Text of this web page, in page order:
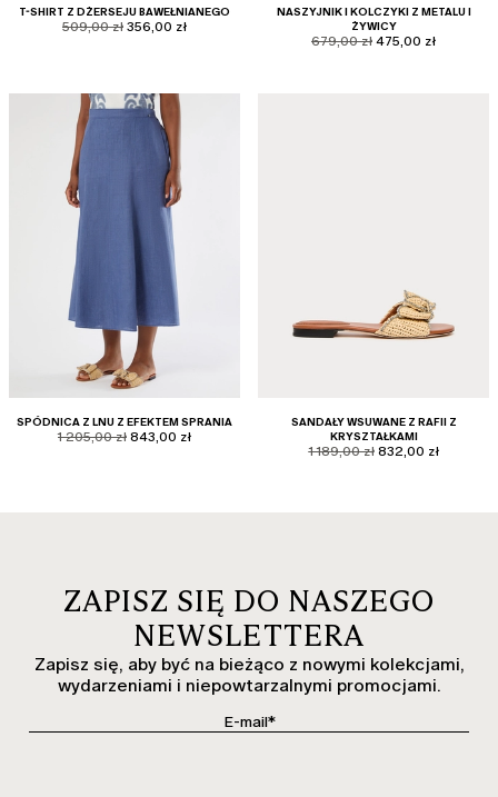
T-SHIRT Z DŻERSEJU BAWEŁNIANEGO
product.price.original
509,00 zł product.price.sale
356,00 zł
NASZYJNIK I KOLCZYKI Z METALU I
ŻYWICY
product.price.original
679,00 zł product.price.sale
475,00 zł
SPÓDNICA Z LNU Z EFEKTEM SPRANIA
product.price.original
1 205,00 zł product.price.sale
843,00 zł
SANDAŁY WSUWANE Z RAFII Z
KRYSZTAŁKAMI
product.price.original
1 189,00 zł product.price.sale
832,00 zł
ZAPISZ SIĘ DO NASZEGO
NEWSLETTERA
Zapisz się, aby być na bieżąco z nowymi kolekcjami,
wydarzeniami i niepowtarzalnymi promocjami.